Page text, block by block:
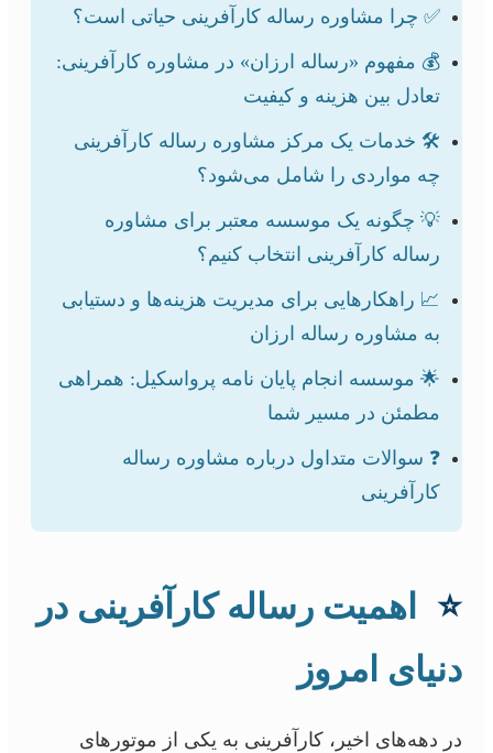
✅ چرا مشاوره رساله کارآفرینی حیاتی است؟
💰 مفهوم «رساله ارزان» در مشاوره کارآفرینی:
تعادل بین هزینه و کیفیت
🛠️ خدمات یک مرکز مشاوره رساله کارآفرینی
چه مواردی را شامل می‌شود؟
💡 چگونه یک موسسه معتبر برای مشاوره
رساله کارآفرینی انتخاب کنیم؟
📈 راهکارهایی برای مدیریت هزینه‌ها و دستیابی
به مشاوره رساله ارزان
🌟 موسسه انجام پایان نامه پرواسکیل: همراهی
مطمئن در مسیر شما
❓ سوالات متداول درباره مشاوره رساله
کارآفرینی
⭐
اهمیت رساله کارآفرینی در
دنیای امروز
در دهه‌های اخیر، کارآفرینی به یکی از موتورهای